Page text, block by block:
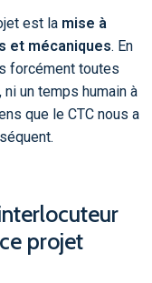
est la mise à
et mécaniques. En
forcément toutes
un temps humain à
que le CTC nous a
projet